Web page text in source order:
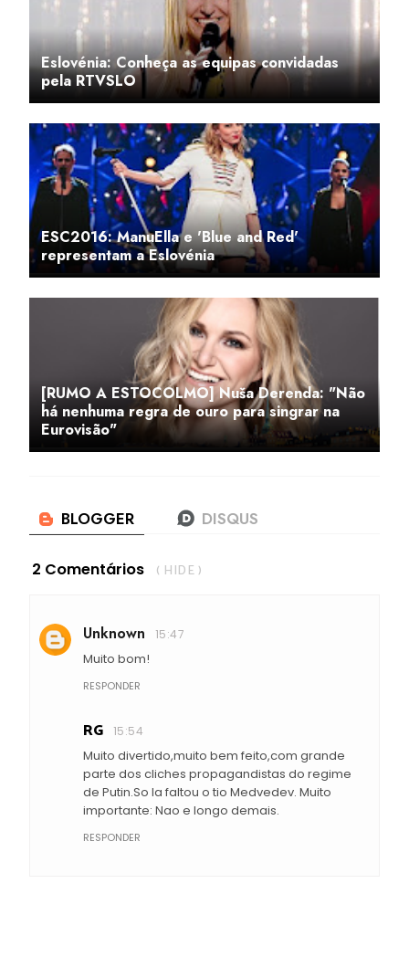
Eslovénia: Conheça as equipas convidadas
pela RTVSLO
ESC2016: ManuElla e 'Blue and Red'
representam a Eslovénia
[RUMO A ESTOCOLMO] Nuša Derenda: "Não
há nenhuma regra de ouro para singrar na
Eurovisão"
2 Comentários ( HIDE )
Unknown 15:47
Muito bom!
RESPONDER
RG 15:54
Muito divertido,muito bem feito,com grande
parte dos cliches propagandistas do regime
de Putin.So la faltou o tio Medvedev. Muito
importante: Nao e longo demais.
RESPONDER